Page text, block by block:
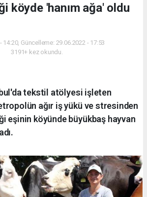
köyde 'hanım ağa' oldu
14:20, Güncelleme: 29.06.2022 - 17:53
3191+ kez okundu.
tekstil atölyesi işleten
ağır iş yükü ve stresinden
eşinin köyünde büyükbaş hayvan